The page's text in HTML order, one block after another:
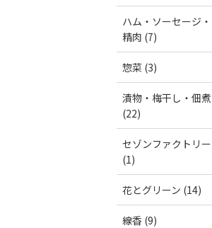
ハム・ソーセージ・
精肉 (7)
惣菜 (3)
漬物・梅干し・佃煮
(22)
セゾンファクトリー
(1)
花とグリーン (14)
線香 (9)